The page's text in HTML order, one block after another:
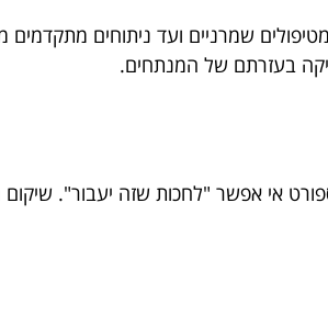
שמרניים ועד ניתוחים
בעזרתם של המנתחים.
אי אפשר "לחכות שזה יעבור".